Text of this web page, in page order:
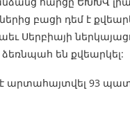
բացի դեմ է
Սերբիայի
են քվեարկել:
արտահայտվել 93